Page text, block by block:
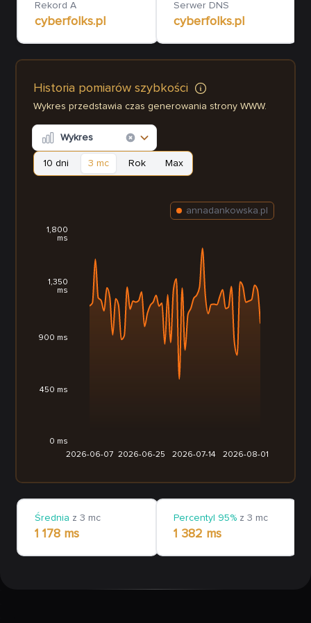
Rekord A
cyberfolks.pl
Serwer DNS
cyberfolks.pl
Historia pomiarów szybkości
Wykres przedstawia czas generowania strony WWW.
Wykres
10 dni 3 mc Rok Max
2026-06-07 2026-06-25 2026-07-14 2026-08-01
0 ms
450 ms
900 ms
1,350
ms
1,800
ms
annadankowska.pl
Średnia z 3 mc
1 178 ms
Percentyl 95% z 3 mc
1 382 ms